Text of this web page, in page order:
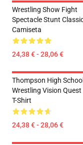
Wrestling Show Fight
Spectacle Stunt
Camiseta
24,38 € - 28,06 €
Thompson High School
Wrestling Vision Quest
T-Shirt
24,38 € - 28,06 €